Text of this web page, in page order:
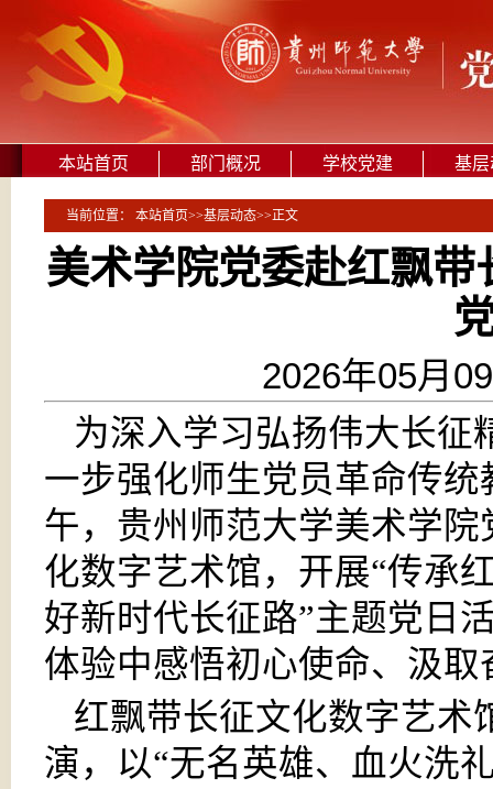
本站首页 部门概况 学校党建 基层
当前位置： 本站首页>>基层动态>>正文
美术学院党委赴红飘
2026年05月
为深入学习弘扬伟大长征
一步强化师生党员革命传
午，贵州师范大学美术学
化数字艺术馆，开展“传承
好新时代长征路”主题党日
体验中感悟初心使命、汲取
红飘带长征文化数字艺术
演，以“无名英雄、血火洗